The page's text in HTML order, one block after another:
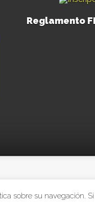
Reglamento
sobre su navegación.